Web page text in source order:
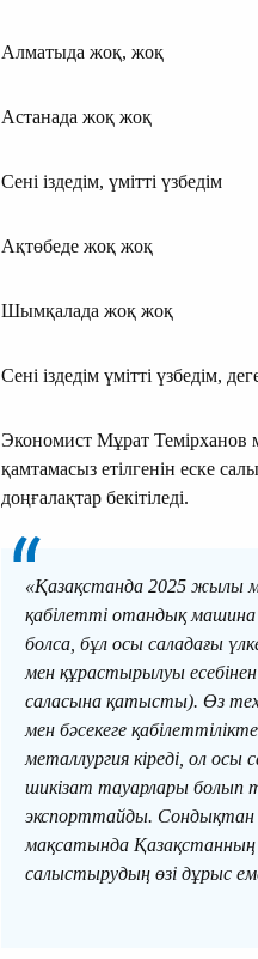
Алматыда жоқ, жоқ
Астанада жоқ жоқ
Сені іздедім, үмітті үзбедім
Ақтөбеде жоқ жоқ
Шымқалада жоқ жоқ
Сені іздедім үмітті үзбедім,
Экономист Мұрат
қамтамасыз етілгенін еске
доңғалақтар бекітіледі.
«Қазақстанда 2025 жылы
қабілетті отандық машина
болса, бұл осы саладағы
мен құрастырылуы есебінен
саласына қатысты). Өз
мен бәсекеге
металлургия кіреді, ол осы
шикізат тауарлары
экспорттайды. Сондықтан
мақсатында Қазақстанның
салыстырудың өзі дұрыс